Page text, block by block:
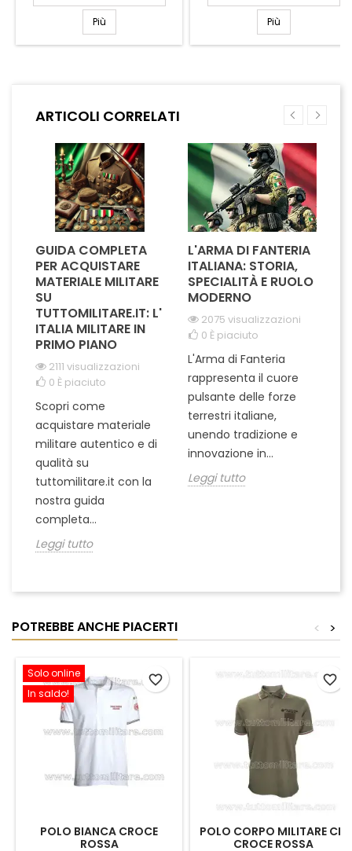
elegante è un simbolo di
dedizione e servizio
umanitario, perfetto per chi
presenta una stella d'argento
aggiungendo un tocco di...
Più
competenza nel campo
umanitario. Questo nastrino
rappresenta il
d'eccellenza, progettato per
capaci di operare in contesti
Realizzato con materiali di
alta...
Più
ARTICOLI CORRELATI
GUIDA COMPLETA
PER ACQUISTARE
MATERIALE MILITARE
SU
TUTTOMILITARE.IT: L'
ITALIA MILITARE IN
PRIMO PIANO
2111 visualizzazioni
0 È piaciuto
Scopri come
acquistare materiale
militare autentico e di
qualità su
tuttomilitare.it con la
nostra guida
completa...
Leggi tutto
L'ARMA DI FANTERIA
ITALIANA: STORIA,
SPECIALITÀ E RUOLO
MODERNO
2075 visualizzazioni
0 È piaciuto
L'Arma di Fanteria
rappresenta il cuore
pulsante delle forze
terrestri italiane,
unendo tradizione e
innovazione in...
Leggi tutto
POTREBBE ANCHE PIACERTI >
<
Solo online
In saldo!
POLO BIANCA CROCE
ROSSA
favorite_border
POLO CORPO MILITARE CRI
CROCE ROSSA
favorite_border